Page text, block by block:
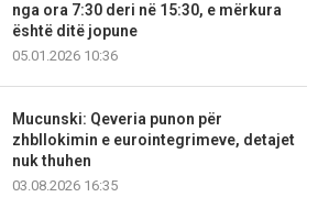
nga ora 7:30 deri në 15:30, e mërkura
është ditë jopune
05.01.2026 10:36
Mucunski: Qeveria punon për
zhbllokimin e eurointegrimeve, detajet
nuk thuhen
03.08.2026 16:35